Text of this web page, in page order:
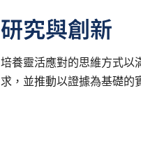
研究與創新
培養靈活應對的思維方式以
求，並推動以證據為基礎的